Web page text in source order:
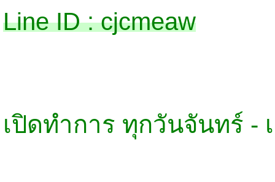
Line ID : cjcmeaw
เปิดทำการ ทุกวันจันทร์ -